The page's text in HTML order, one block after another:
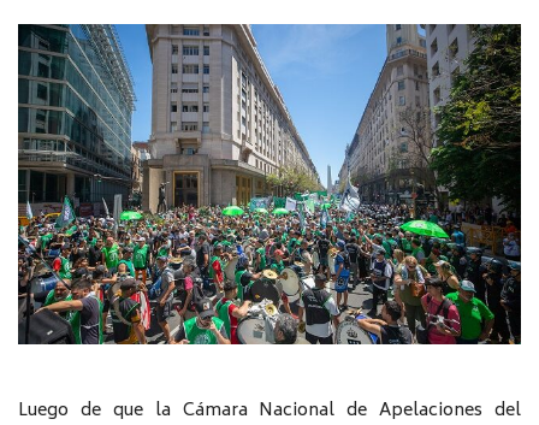
Luego de que la Cámara Nacional de Apelaciones del